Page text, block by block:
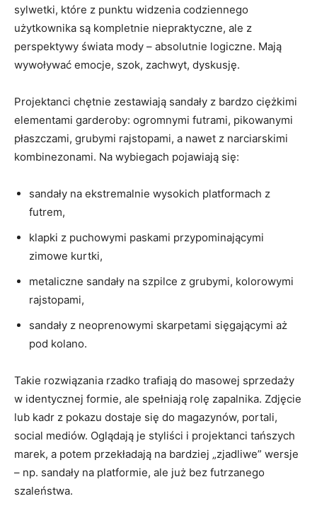
sylwetki, które z punktu widzenia codziennego
użytkownika są kompletnie niepraktyczne, ale z
perspektywy świata mody – absolutnie logiczne. Mają
wywoływać emocje, szok, zachwyt, dyskusję.
Projektanci chętnie zestawiają sandały z bardzo ciężkimi
elementami garderoby: ogromnymi futrami, pikowanymi
płaszczami, grubymi rajstopami, a nawet z narciarskimi
kombinezonami. Na wybiegach pojawiają się:
sandały na ekstremalnie wysokich platformach z
futrem,
klapki z puchowymi paskami przypominającymi
zimowe kurtki,
metaliczne sandały na szpilce z grubymi, kolorowymi
rajstopami,
sandały z neoprenowymi skarpetami sięgającymi aż
pod kolano.
Takie rozwiązania rzadko trafiają do masowej sprzedaży
w identycznej formie, ale spełniają rolę zapalnika. Zdjęcie
lub kadr z pokazu dostaje się do magazynów, portali,
social mediów. Oglądają je styliści i projektanci tańszych
marek, a potem przekładają na bardziej „zjadliwe” wersje
– np. sandały na platformie, ale już bez futrzanego
szaleństwa.